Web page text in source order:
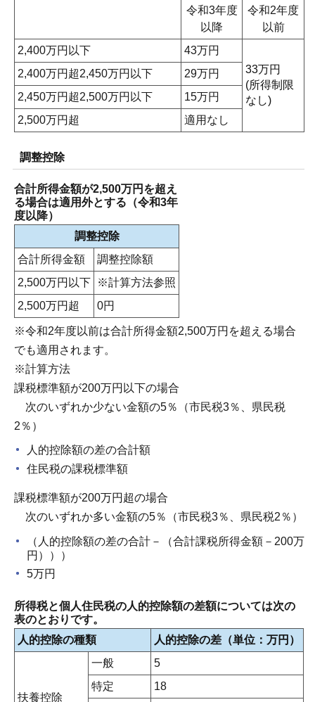
令和3年度
以降
令和2年度
以前
2,400万円以下
43万円
33万円
(所得制限
なし)
2,400万円超2,450万円以下
29万円
2,450万円超2,500万円以下
15万円
2,500万円超
適用なし
調整控除
合計所得金額が2,500万円を超え
る場合は適用外とする（令和3年
度以降）
調整控除
合計所得金額
調整控除額
2,500万円以下
※計算方法参照
2,500万円超
0円
※令和2年度以前は合計所得金額2,500万円を超える場合
でも適用されます。
※計算方法
課税標準額が200万円以下の場合
次のいずれか少ない金額の5％（市民税3％、県民税
2％）
人的控除額の差の合計額
住民税の課税標準額
課税標準額が200万円超の場合
次のいずれか多い金額の5％（市民税3％、県民税2％）
（人的控除額の差の合計－（合計課税所得金額－200万
円）））
5万円
所得税と個人住民税の人的控除額の差額については次の
表のとおりです。
人的控除の種類
人的控除の差（単位：万円）
扶養控除
一般
5
特定
18